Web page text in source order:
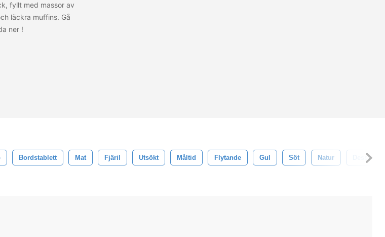
fyllt med massor av
läckra muffins. Gå
ner !
Bordstablett Mat Fjäril Utsökt Måltid Flytande Gul Söt Natur Dessert